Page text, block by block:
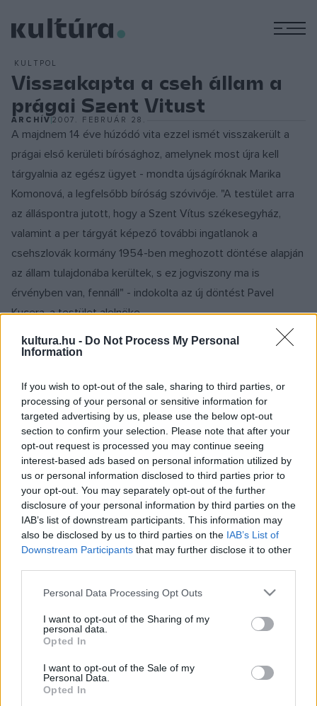
kultura.hu - Do Not Process My Personal
Information
If you wish to opt-out of the sale, sharing to third parties, or
processing of your personal or sensitive information for
targeted advertising by us, please use the below opt-out
section to confirm your selection. Please note that after your
opt-out request is processed you may continue seeing
interest-based ads based on personal information utilized by
us or personal information disclosed to third parties prior to
your opt-out. You may separately opt-out of the further
disclosure of your personal information by third parties on the
IAB’s list of downstream participants. This information may
also be disclosed by us to third parties on the IAB’s List of
Downstream Participants that may further disclose it to other
Please note that this website/app uses one or more Google
not limited to your visit or usage behaviour. You may click to
grant or deny consent to Google and its third-party tags to
use your data for below specified purposes in below Google
consent section.
Personal Data Processing Opt Outs
I want to opt-out of the Sharing of my
personal data.
Opted In
I want to opt-out of the Sale of my
Personal Data.
Opted In
KULTPOL
Visszakapta a cseh állam a
prágai Szent Vitust
ARCHÍV2007. FEBRUÁR 28.
A majdnem 14 éve húzódó vita ezzel ismét visszakerült a
prágai első kerületi bírósághoz, amelynek most újra kell
tárgyalnia az egész ügyet - mondta újságíróknak Marika
Komonová, a legfelsőbb bíróság szóvivője. "A testület arra
az álláspontra jutott, hogy a Szent Vítus székesegyház,
valamint a per tárgyát képező további ingatlanok a
csehszlovák kormány 1954-ben meghozott döntése alapján
az állam tulajdonába kerültek, s ez jogviszony ma is
érvényben van, fennáll" - indokolta az új döntést Pavel
Kucera, a testület alelnöke.
A kommunisták által ellenőrzött csehszlovák kormány 1954-
hozzá tartozó ingatlanokat az állam kezeli. Ezt a döntést a
rendszerváltás utáni cseh kormányok úgy tekintették, hogy
a székesegyház tulajdonosa is maga az állam. A városi
bíróság azonban tavaly augusztusban ezt a döntést
érvénytelennek minősítette. "A (korabeli) kormánydöntés
olyan mértékben nélkülözi a konkrétumokat, hogy annak
alapján nem jöhetett létre a tulajdonosváltás" - indokolta
tavaly döntését a városi bíróság.
"A székesegyház a felépülésétől kezdve a cseh államiság
jelképe, építéséhez mindenki hozzájárult függetlenül
köztársaság fejezte be" - hangsúlyozta korábban egy
államügyész. Szerinte ezért egyértelmű, hogy a tulajdonosi
jog nem a katolikus egyházat, hanem az államot illeti meg.